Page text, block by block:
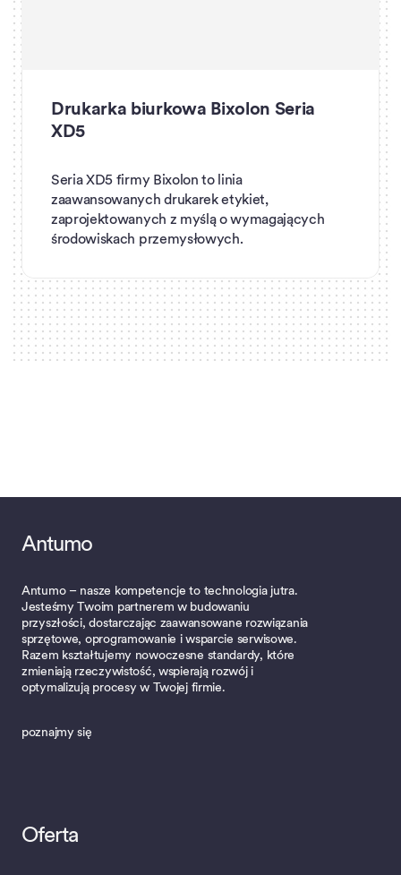
Drukarka biurkowa Bixolon Seria
XD5
Seria XD5 firmy Bixolon to linia
zaawansowanych drukarek etykiet,
zaprojektowanych z myślą o wymagających
środowiskach przemysłowych.
Antumo
Antumo – nasze kompetencje to technologia jutra.
Jesteśmy Twoim partnerem w budowaniu
przyszłości, dostarczając zaawansowane rozwiązania
sprzętowe, oprogramowanie i wsparcie serwisowe.
Razem kształtujemy nowoczesne standardy, które
zmieniają rzeczywistość, wspierają rozwój i
optymalizują procesy w Twojej firmie.
poznajmy się
Oferta